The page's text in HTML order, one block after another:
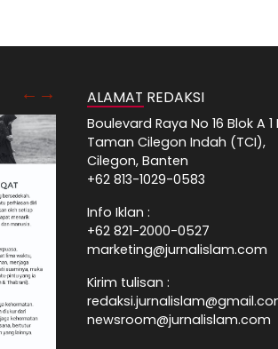
ALAMAT REDAKSI
Boulevard Raya No 16 Blok A 1
Taman Cilegon Indah (TCI),
Cilegon, Banten
+62 813-1029-0583
Info Iklan :
+62 821-2000-0527
marketing@jurnalislam.com
Kirim tulisan :
newsroom@jurnalislam.com